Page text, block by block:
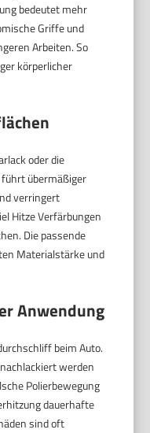
bedeutet mehr
Griffe und
Arbeiten. So
körperlicher
oder die
übermäßiger
verringert
Hitze Verfärbungen
Die passende
Materialstärke und
Anwendung
beim Auto.
werden
Polierbewegung
dauerhafte
sind oft